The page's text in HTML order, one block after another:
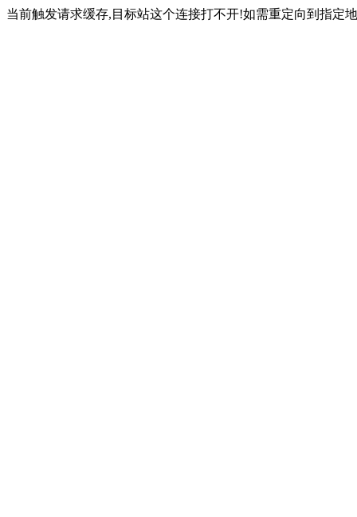
当前触发请求缓存,目标站这个连接打不开!如需重定向到指定